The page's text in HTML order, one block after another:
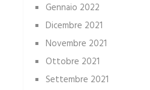
Gennaio 2022
Dicembre 2021
Novembre 2021
Ottobre 2021
Settembre 2021